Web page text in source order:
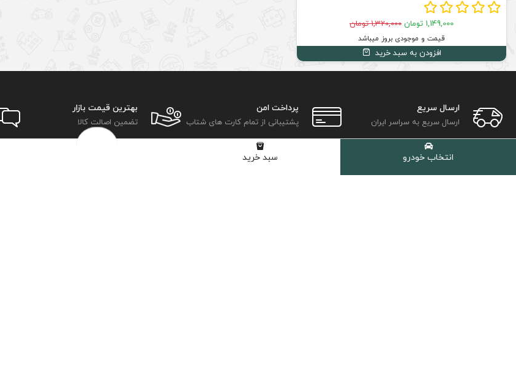
انتخاب خودرو سبد خرید
1,149,000 تومان 1,320,000 تومان
قیمت و موجودی بروز میباشد
افزودن به سبد خرید
ارسال سریع
ارسال سریع به سراسر ایران
پرداخت امن
پشتیبانی از تمام کارت های شتاب
بهترین قیمت بازار
تضمین اصالت کالا
دسترسی سریع